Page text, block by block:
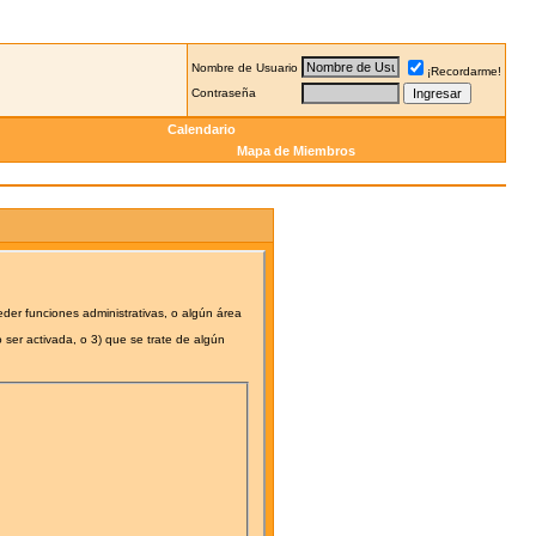
Nombre de Usuario
¡Recordarme!
Contraseña
Calendario
Mapa de Miembros
funciones administrativas, o algún área
activada, o 3) que se trate de algún